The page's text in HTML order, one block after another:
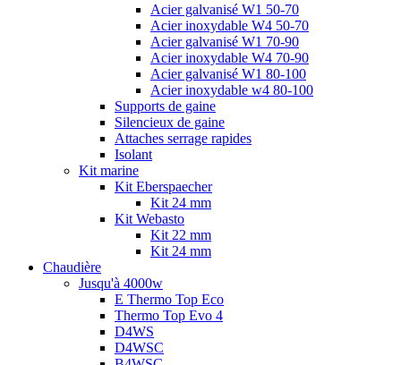
Acier galvanisé W1 50-70
Acier inoxydable W4 50-70
Acier galvanisé W1 70-90
Acier inoxydable W4 70-90
Acier galvanisé W1 80-100
Acier inoxydable w4 80-100
Supports de gaine
Silencieux de gaine
Attaches serrage rapides
Isolant
Kit marine
Kit Eberspaecher
Kit 24 mm
Kit Webasto
Kit 22 mm
Kit 24 mm
Chaudière
Jusqu'à 4000w
E Thermo Top Eco
Thermo Top Evo 4
D4WS
D4WSC